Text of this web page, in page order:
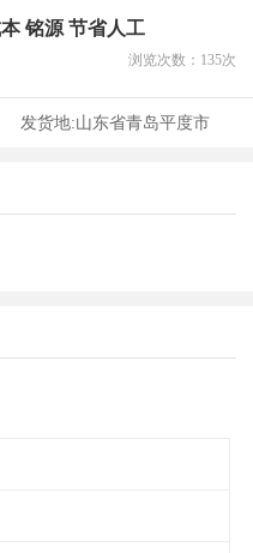
铭源 节省人工
浏览次数： 135次
发货地:山东省青岛平度市